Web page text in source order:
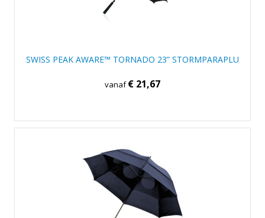
SWISS PEAK AWARE™ TORNADO 23” STORMPARAPLU
vanaf€ 21,67